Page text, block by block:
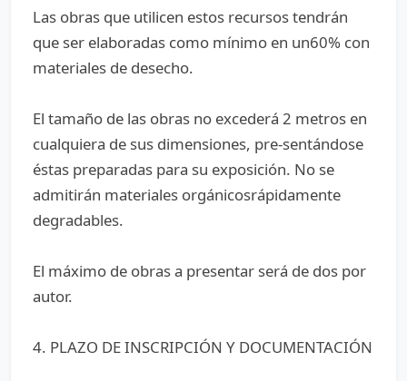
Las obras que utilicen estos recursos tendrán
que ser elaboradas como mínimo en un60% con
materiales de desecho.
El tamaño de las obras no excederá 2 metros en
cualquiera de sus dimensiones, pre-sentándose
éstas preparadas para su exposición. No se
admitirán materiales orgánicosrápidamente
degradables.
El máximo de obras a presentar será de dos por
autor.
4. PLAZO DE INSCRIPCIÓN Y DOCUMENTACIÓN